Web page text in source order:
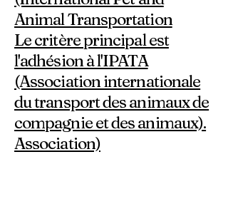
Animal Transportation
Le critère principal est
l'adhésion à l'IPATA
(Association internationale
du transport des animaux de
compagnie et des animaux).
Association)